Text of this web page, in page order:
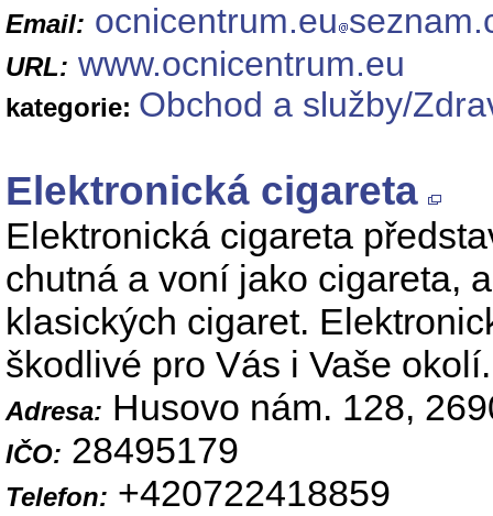
Email: ocnicentrum.eu
URL: www.ocnicentrum.eu
kategorie: Obchod a služby/
Elektronická cigareta
Elektronická cigareta
chutná a voní jako cigareta,
klasických cigaret.
škodlivé pro Vás i Vaše okolí.
Adresa: Husovo nám. 128,
IČO: 28495179
Telefon: +420722418859